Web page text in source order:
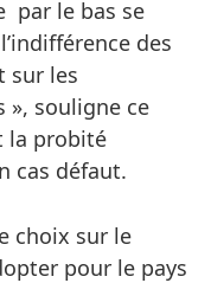
par le bas se
des
sur les
», souligne ce
la probité
cas défaut.
choix sur le
pour le pays